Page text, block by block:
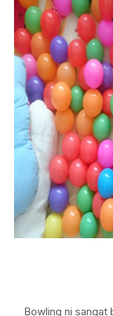
Bowling ni sangat